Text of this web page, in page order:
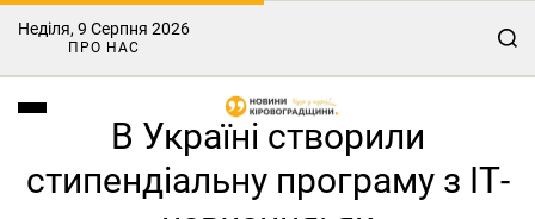
Неділя, 9 Серпня 2026
ПРО НАС
В Україні створили
стипендіальну програму з ІТ-